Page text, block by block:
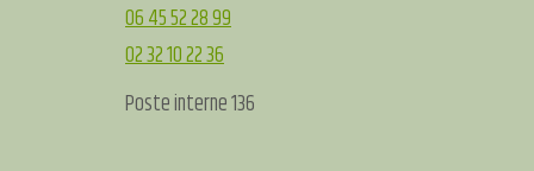
06 45 52 28 99
02 32 10 22 36
Poste interne 136